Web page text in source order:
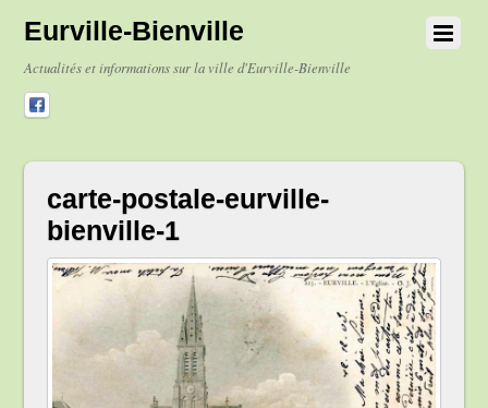
Eurville-Bienville
Actualités et informations sur la ville d'Eurville-Bienville
carte-postale-eurville-
bienville-1